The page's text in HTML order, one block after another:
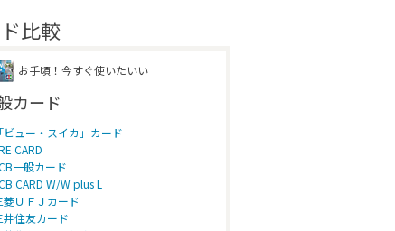
比較
お手頃！今すぐ使いたいい
カード
「ビュー・スイカ」カード
CARD
一般カード
CARD W/W plus L
菱ＵＦＪカード
井住友カード